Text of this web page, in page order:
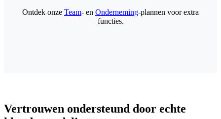
Ontdek onze Team- en Onderneming-plannen voor extra
functies.
Vertrouwen ondersteund door echte